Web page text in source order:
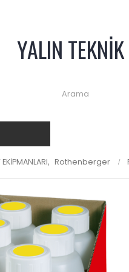
YALIN
, Rothenberger